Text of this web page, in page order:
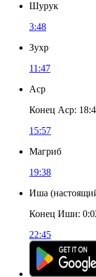
Шурук
3:48
Зухр
11:47
Аср
Конец Аср:
15:57
Магриб
19:38
Иша (
Конец Иши:
22:45